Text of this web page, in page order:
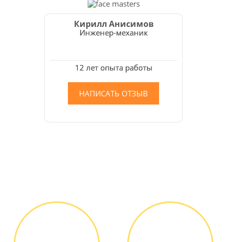
Кирилл Анисимов
Инженер-механик
12 лет опыта работы
НАПИСАТЬ ОТЗЫВ